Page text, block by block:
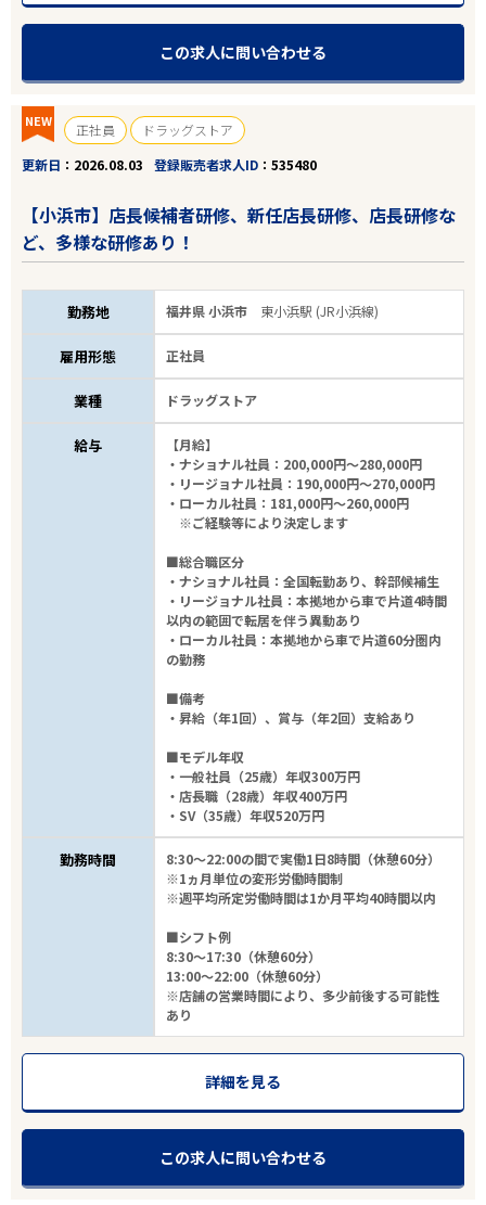
この求人に問い合わせる
NEW 正社員
ドラッグストア
更新日
2026.08.03 登録販売者求人ID 535480
【小浜市】店長候補者研修、新任店長研修、店長研修な
ど、多様な研修あり！
勤務地 福井県 小浜市 東小浜駅 (JR小浜線)
雇用形態 正社員
業種 ドラッグストア
給与
【月給】
・ナショナル社員：200,000円～280,000円
・リージョナル社員：190,000円～270,000円
・ローカル社員：181,000円～260,000円
※ご経験等により決定します
■総合職区分
・ナショナル社員：全国転勤あり、幹部候補生
・リージョナル社員：本拠地から車で片道4時間
以内の範囲で転居を伴う異動あり
・ローカル社員：本拠地から車で片道60分圏内
の勤務
■備考
・昇給（年1回）、賞与（年2回）支給あり
■モデル年収
・一般社員（25歳）年収300万円
・店長職（28歳）年収400万円
・SV（35歳）年収520万円
勤務時間
8:30～22:00の間で実働1日8時間（休憩60分）
※1ヵ月単位の変形労働時間制
※週平均所定労働時間は1か月平均40時間以内
■シフト例
8:30～17:30（休憩60分）
13:00～22:00（休憩60分）
※店舗の営業時間により、多少前後する可能性
あり
詳細を見る
この求人に問い合わせる